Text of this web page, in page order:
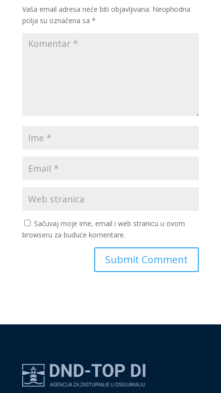
Vaša email adresa neće biti objavljivana. Neophodna
polja su označena sa *
Sačuvaj moje ime, email i web stranicu u ovom
browseru za buduće komentare.